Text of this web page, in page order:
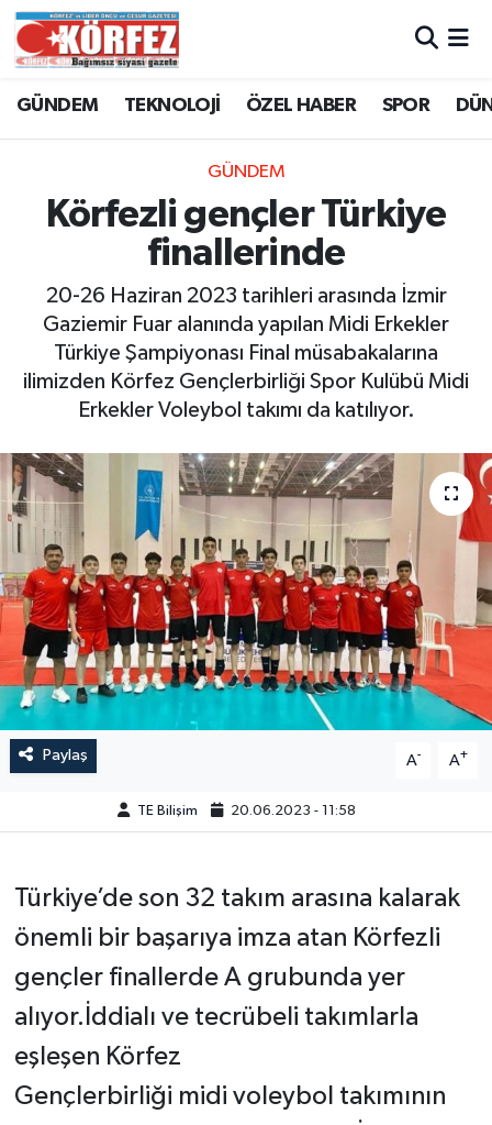
GÜNDEM TEKNOLOJİ ÖZEL HABER SPOR
GÜNDEM
Körfezli gençler Türkiye
finallerinde
20-26 Haziran 2023 tarihleri arasında İzmir
Gaziemir Fuar alanında yapılan Midi Erkekler
Türkiye Şampiyonası Final müsabakalarına
ilimizden Körfez Gençlerbirliği Spor Kulübü Midi
Erkekler Voleybol takımı da katılıyor.
Paylaş A- A+
TE Bilişim 20.06.2023 - 11:58
Türkiye’de son 32 takım arasına kalarak
önemli bir başarıya imza atan Körfezli
gençler finallerde A grubunda yer
alıyor.İddialı ve tecrübeli takımlarla
eşleşen Körfez
Gençlerbirliği midi voleybol takımının
Trafik Durumu
Süper Lig Puan Durumu ve Fikstür
Tüm Manşetler
Son Dakika Haberleri
Haber Arşivi